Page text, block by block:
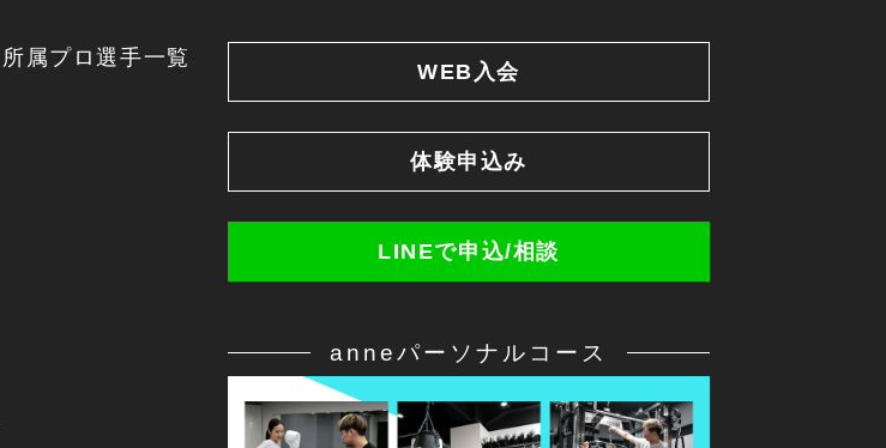
所属プロ選手一覧
anneパーソナルコース
WEB入会
体験申込み
LINEで申込/相談